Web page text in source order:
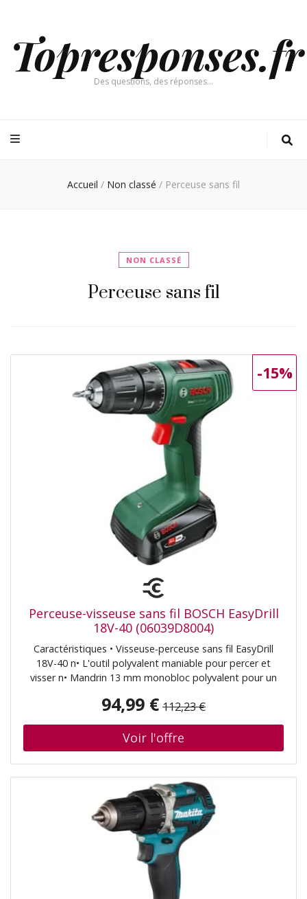
Topresponses.fr
Des questions, des réponses…
Accueil / Non classé / Perceuse sans fil
NON CLASSÉ
Perceuse sans fil
Perceuse-visseuse sans fil BOSCH EasyDrill
18V-40 (06039D8004)
Caractéristiques • Visseuse-perceuse sans fil EasyDrill
18V-40 n• L'outil polyvalent maniable pour percer et
visser n• Mandrin 13 mm monobloc polyvalent pour un
n• Transmission 2 vitesses et 20 réglages de couple pour
optimaux n• Idéal pour percer le bois, le métal et le
plastique ainsi que pour les applications de vissage n•
Design fin et ergonomique pour une prise en main
confortable n• Éclairage LED pour travailler dans des
zones peu éclairées n• POWER FOR ALL : une seule
batterie et un chargeur pour tout le système d’outils
Home&Garden; Contenu de la livraison • Embout double
pour visseuse. n• Batterie PBA 18V 2,0 Ah W-B. n•
Chargeur AL 18V-20. n• Mallette de transport
(06039D8004)
94,99 € 112,23 €
-15%